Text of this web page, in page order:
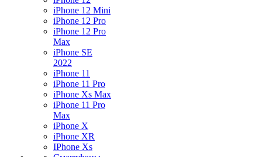
iPhone 12 Mini
iPhone 12 Pro
iPhone 12 Pro
Max
iPhone SE
2022
iPhone 11
iPhone 11 Pro
iPhone Xs Max
iPhone 11 Pro
Max
iPhone X
iPhone XR
IPhone Xs